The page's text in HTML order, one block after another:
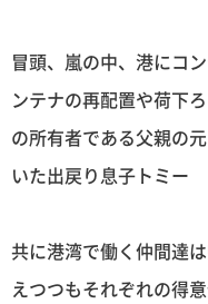
冒頭、嵐の中、港にコ
ンテナの再配置や荷下
の所有者である父親の
いた出戻り息子トミー
共に港湾で働く仲間達
えつつもそれぞれの得